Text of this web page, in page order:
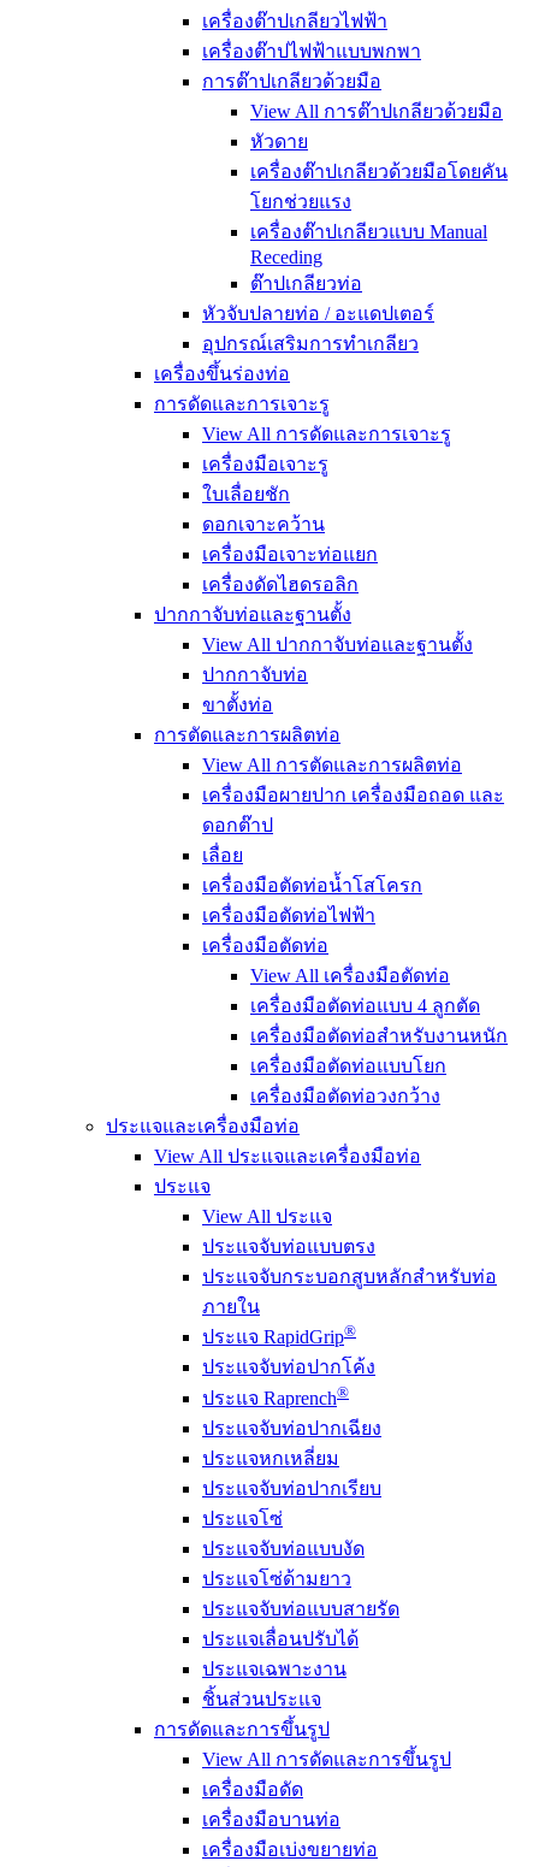
เครื่องต๊าปเกลียวไฟฟ้า
เครื่องต๊าปไฟฟ้าแบบพกพา
การต๊าปเกลียวด้วยมือ
View All การต๊าปเกลียวด้วยมือ
หัวดาย
เครื่องต๊าปเกลียวด้วยมือโดยคัน
โยกช่วยแรง
เครื่องต๊าปเกลียวแบบ Manual
Receding
ต๊าปเกลียวท่อ
หัวจับปลายท่อ / อะแดปเตอร์
อุปกรณ์เสริมการทำเกลียว
เครื่องขึ้นร่องท่อ
การดัดและการเจาะรู
View All การดัดและการเจาะรู
เครื่องมือเจาะรู
ใบเลื่อยชัก
ดอกเจาะคว้าน
เครื่องมือเจาะท่อแยก
เครื่องดัดไฮดรอลิก
ปากกาจับท่อและฐานตั้ง
View All ปากกาจับท่อและฐานตั้ง
ปากกาจับท่อ
ขาตั้งท่อ
การตัดและการผลิตท่อ
View All การตัดและการผลิตท่อ
เครื่องมือผายปาก เครื่องมือถอด และ
ดอกต๊าป
เลื่อย
เครื่องมือตัดท่อน้ำโสโครก
เครื่องมือตัดท่อไฟฟ้า
เครื่องมือตัดท่อ
View All เครื่องมือตัดท่อ
เครื่องมือตัดท่อแบบ 4 ลูกตัด
เครื่องมือตัดท่อสำหรับงานหนัก
เครื่องมือตัดท่อแบบโยก
เครื่องมือตัดท่อวงกว้าง
ประแจและเครื่องมือท่อ
View All ประแจและเครื่องมือท่อ
ประแจ
View All ประแจ
ประแจจับท่อแบบตรง
ประแจจับกระบอกสูบหลักสำหรับท่อ
ภายใน
ประแจ RapidGrip®
ประแจจับท่อปากโค้ง
ประแจ Raprench®
ประแจจับท่อปากเฉียง
ประแจหกเหลี่ยม
ประแจจับท่อปากเรียบ
ประแจโซ่
ประแจจับท่อแบบงัด
ประแจโซ่ด้ามยาว
ประแจจับท่อแบบสายรัด
ประแจเลื่อนปรับได้
ประแจเฉพาะงาน
ชิ้นส่วนประแจ
การดัดและการขึ้นรูป
View All การดัดและการขึ้นรูป
เครื่องมือดัด
เครื่องมือบานท่อ
เครื่องมือเบ่งขยายท่อ